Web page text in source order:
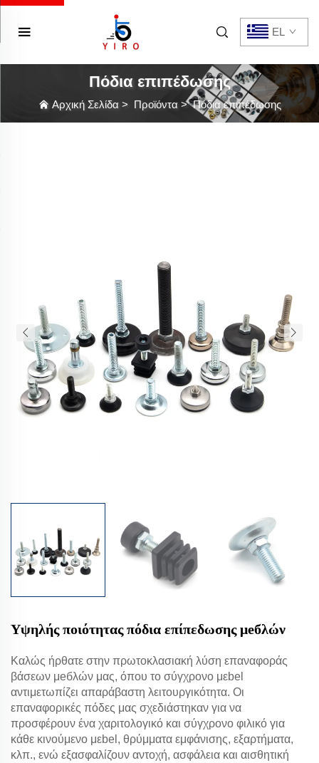
EL
Πόδια επιπέδωσης
Αρχική Σελίδα > Προϊόντα >Πόδια επιπέδωσης
Υψηλής ποιότητας πόδια επίπεδωσης μебλών
Καλώς ήρθατε στην πρωτοκλασιακή λύση επαναφοράς
βάσεων μебλών μας, όπου το σύγχρονο μεbel
αντιμετωπίζει απαράβαστη λειτουργικότητα. Οι
επαναφορικές πόδες μας σχεδιάστηκαν για να
προσφέρουν ένα χαριτολογικό και σύγχρονο φιλικό για
κάθε κινούμενο μεbel, θρύμματα εμφάνισης, εξαρτήματα,
κλπ., ενώ εξασφαλίζουν αντοχή, ασφάλεια και αισθητική